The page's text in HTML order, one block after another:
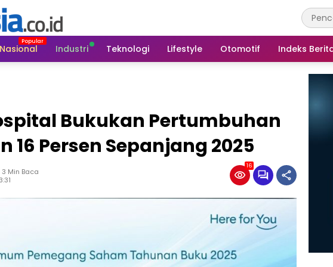
Nasional Industri Teknologi Lifestyle Otomotif Indeks
Bukukan Pertumbuhan
16 Persen Sepanjang 2025
3 Min Baca
16